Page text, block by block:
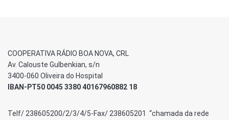
COOPERATIVA RÁDIO BOA NOVA, CRL
Av. Calouste Gulbenkian, s/n
3400-060 Oliveira do Hospital
IBAN-PT50 0045 3380 40167960882 18
Telf/ 238605200/2/3/4/5-Fax/ 238605201 “chamada da rede